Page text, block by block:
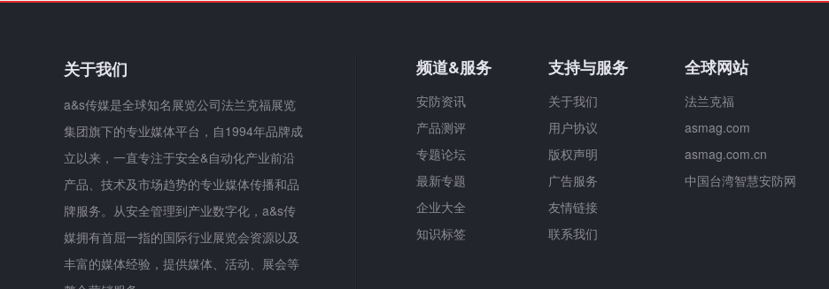
关于我们
a&s传媒是全球知名展览公司法兰克福展览
集团旗下的专业媒体平台，自1994年品牌成
立以来，一直专注于安全&自动化产业前沿
产品、技术及市场趋势的专业媒体传播和品
牌服务。从安全管理到产业数字化，a&s传
媒拥有首屈一指的国际行业展览会资源以及
丰富的媒体经验，提供媒体、活动、展会等
频道&服务
安防资讯
产品测评
专题论坛
最新专题
企业大全
知识标签
支持与服务
关于我们
用户协议
版权声明
广告服务
友情链接
联系我们
全球网站
法兰克福
asmag.com
asmag.com.cn
中国台湾智慧安防网